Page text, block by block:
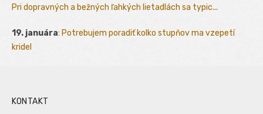
Pri dopravných a bežných ľahkých lietadlách sa typic...
19. januára: Potrebujem poradiť kolko stupňov ma vzepetí
kridel
KONTAKT